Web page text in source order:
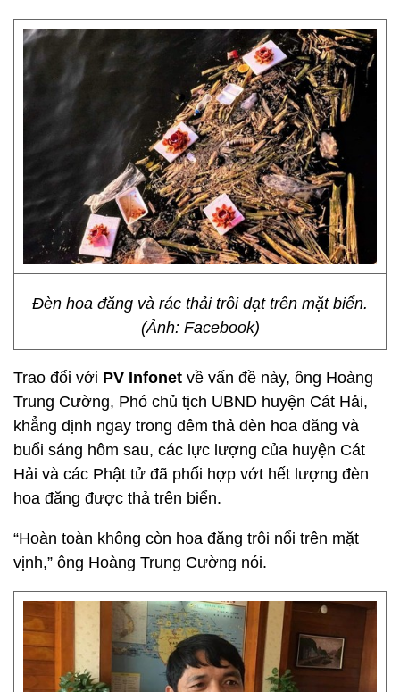
Đèn hoa đăng và rác thải trôi dạt trên mặt biển.
(Ảnh: Facebook)
Trao đổi với PV Infonet về vấn đề này, ông Hoàng
Trung Cường, Phó chủ tịch UBND huyện Cát Hải,
khẳng định ngay trong đêm thả đèn hoa đăng và
buổi sáng hôm sau, các lực lượng của huyện Cát
Hải và các Phật tử đã phối hợp vớt hết lượng đèn
hoa đăng được thả trên biển.
“Hoàn toàn không còn hoa đăng trôi nổi trên mặt
vịnh,” ông Hoàng Trung Cường nói.